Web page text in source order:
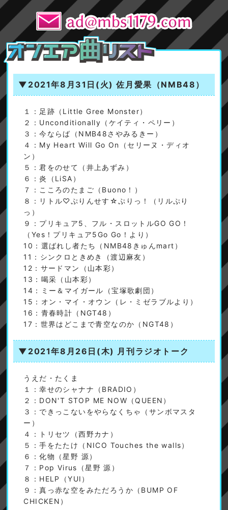
▼2021年8月31日(火) 佐月愛果（NMB48）
１：足跡（Little Gree Monster）
２：Unconditionally（ケイティ・ペリー）
３：今ならば（NMB48さやみるきー）
４：My Heart Will Go On（セリーヌ・ディオ
ン）
５：君をのせて（井上あずみ）
６：炎（LiSA）
７：こころのたまご（Buono！）
８：リトル♡ぷりんせす☆ぷりっ！（リルぷり
っ）
９：プリキュア5、フル・スロットルGO GO！
（Yes！プリキュア5Go Go！より）
10：選ばれし者たち（NMB48きゅんmart）
11：シンクロときめき（渡辺麻友）
12：サードマン（山本彩）
13：喝采（山本彩）
14：ミー＆マイガール（宝塚歌劇団）
15：オン・マイ・オウン（レ・ミゼラブルより）
16：青春時計（NGT48）
17：世界はどこまで青空なのか（NGT48）
▼2021年8月26日(木) 月刊ラジオトーク
うえだ・たくま
１：幸せのシャナナ（BRADIO）
２：DON'T STOP ME NOW（QUEEN）
３：できっこないをやらなくちゃ（サンボマスタ
ー）
４：トリセツ（西野カナ）
５：手をたたけ（NICO Touches the walls）
６：化物（星野 源）
７：Pop Virus（星野 源）
８：HELP（YUI）
９：真っ赤な空をみただろうか（BUMP OF
CHICKEN）